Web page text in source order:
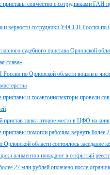
приставы совместно с сотрудниками ГАИ
и верности сотрудники УФССП России по
судебного пристава Орловской
слава»
по Орловской области вошли в
приставы и госавтоинспекторы провели
пристав занял второе место в ЦФО на
приставы помогли рабочим вернуть более
области состоялось заседание
алиментов попадают в открытый
27 млн рублей оплачено после